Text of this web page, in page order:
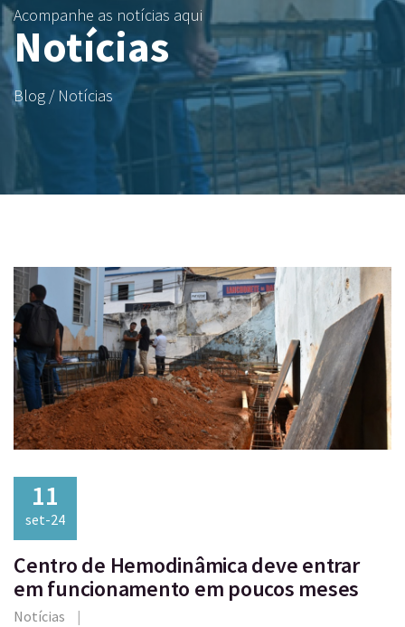
Acompanhe as notícias aqui
Notícias
Blog / Notícias
11
set-24
Centro de Hemodinâmica deve entrar
em funcionamento em poucos meses
Notícias